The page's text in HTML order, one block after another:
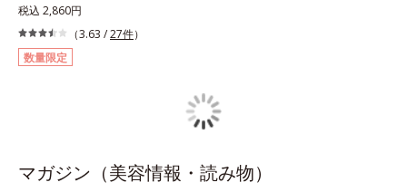
税込 2,860円
（3.63 /27件）
数量限定
マガジン（美容情報・読み物）